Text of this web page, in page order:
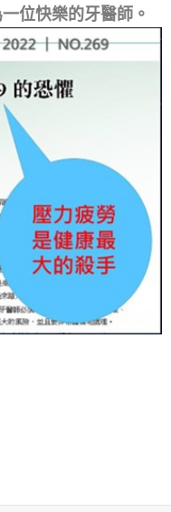
位快樂的牙醫師。